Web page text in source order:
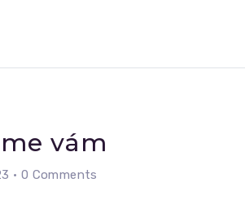
vám
• 0 Comments